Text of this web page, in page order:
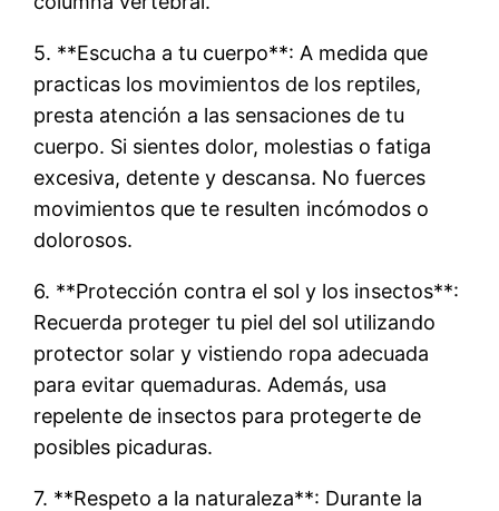
5. **Escucha a tu cuerpo**: A medida que
practicas los movimientos de los reptiles,
presta atención a las sensaciones de tu
cuerpo. Si sientes dolor, molestias o fatiga
excesiva, detente y descansa. No fuerces
movimientos que te resulten incómodos o
dolorosos.
6. **Protección contra el sol y los insectos**:
Recuerda proteger tu piel del sol utilizando
protector solar y vistiendo ropa adecuada
para evitar quemaduras. Además, usa
repelente de insectos para protegerte de
posibles picaduras.
7. **Respeto a la naturaleza**: Durante la